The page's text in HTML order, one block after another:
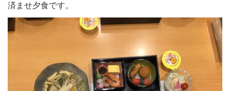
済ませ夕食です。